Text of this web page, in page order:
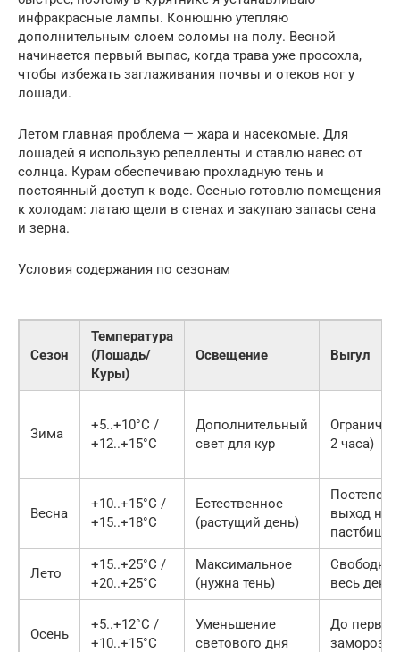
инфракрасные лампы. Конюшню утепляю
дополнительным слоем соломы на полу. Весной
начинается первый выпас, когда трава уже просохла,
чтобы избежать заглаживания почвы и отеков ног у
лошади.
Летом главная проблема — жара и насекомые. Для
лошадей я использую репелленты и ставлю навес от
солнца. Курам обеспечиваю прохладную тень и
постоянный доступ к воде. Осенью готовлю помещения
к холодам: латаю щели в стенах и закупаю запасы сена
и зерна.
Условия содержания по сезонам
Сезон
Температура
(Лошадь/
Куры)
Освещение Выгул
Зима
+5..+10°C /
+12..+15°C
Дополнительный
свет для кур
Ограничен
2 часа)
Весна
+10..+15°C /
+15..+18°C
Естественное
(растущий день)
выход на
пастбище
Лето
+15..+25°C /
+20..+25°C
Максимальное
(нужна тень)
весь день
Осень
+5..+12°C /
+10..+15°C
Уменьшение
светового дня
До первых